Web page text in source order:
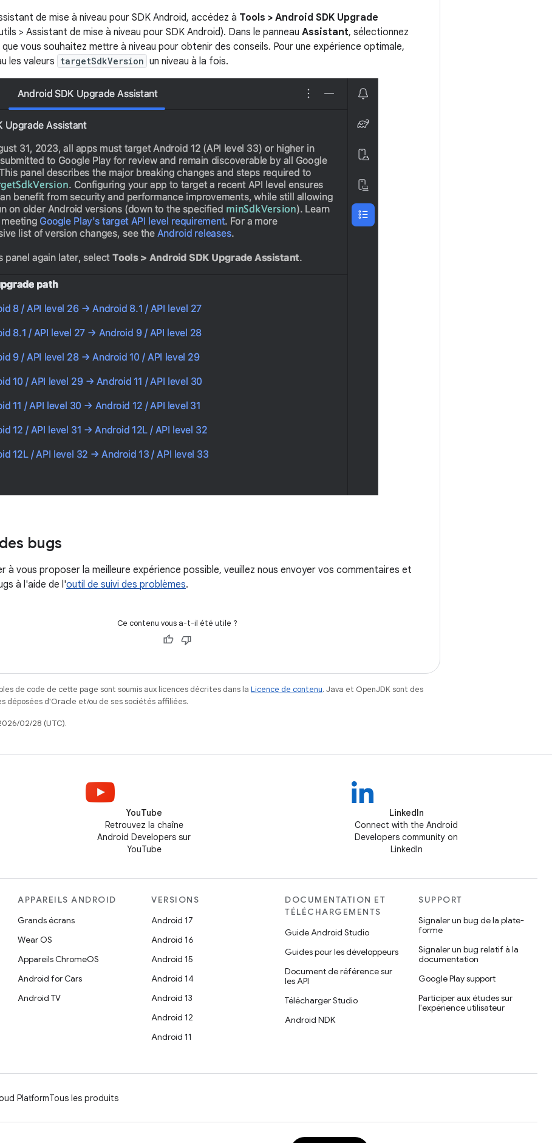
de mise à niveau pour SDK Android, accédez à Tools > Android SDK Upgrade
> Assistant de mise à niveau pour SDK Android). Dans le panneau Assistant, sélectionnez
que vous souhaitez mettre à niveau pour obtenir des conseils. Pour une expérience optimale,
les valeurs targetSdkVersion un niveau à la fois.
bugs
à vous proposer la meilleure expérience possible, veuillez nous envoyer vos commentaires et
à l'aide de l'outil de suivi des problèmes.
Ce contenu vous a-t-il été utile ?
de code de cette page sont soumis aux licences décrites dans la Licence de contenu. Java et OpenJDK sont des
déposées d'Oracle et/ou de ses sociétés affiliées.
02/28 (UTC).
YouTube
Retrouvez la chaîne
Android Developers sur
YouTube
LinkedIn
Connect with the Android
Developers community on
LinkedIn
APPAREILS ANDROID
Grands écrans
Wear OS
Appareils ChromeOS
Android for Cars
Android TV
VERSIONS
Android 17
Android 16
Android 15
Android 14
Android 13
Android 12
Android 11
DOCUMENTATION ET
TÉLÉCHARGEMENTS
Guide Android Studio
Guides pour les développeurs
Document de référence sur
les API
Télécharger Studio
Android NDK
SUPPORT
Signaler un bug de la plate-
forme
Signaler un bug relatif à la
documentation
Google Play support
Participer aux études sur
l'expérience utilisateur
PlatformTous les produits